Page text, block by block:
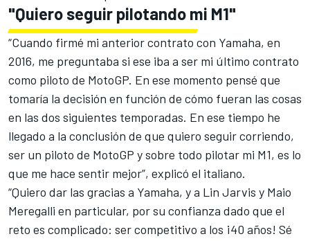
"Quiero seguir pilotando mi M1"
“Cuando firmé mi anterior contrato con Yamaha, en
2016, me preguntaba si ese iba a ser mi último contrato
como piloto de MotoGP. En ese momento pensé que
tomaría la decisión en función de cómo fueran las cosas
en las dos siguientes temporadas. En ese tiempo he
llegado a la conclusión de que quiero seguir corriendo,
ser un piloto de MotoGP y sobre todo pilotar mi M1, es lo
que me hace sentir mejor”, explicó el italiano.
“Quiero dar las gracias a Yamaha, y a Lin Jarvis y Maio
Meregalli en particular, por su confianza dado que el
reto es complicado: ser competitivo a los ¡40 años! Sé